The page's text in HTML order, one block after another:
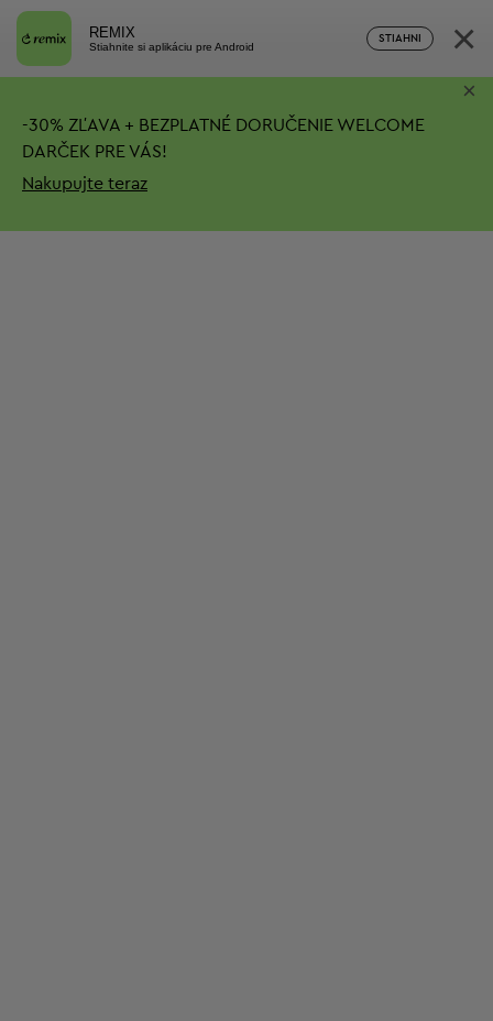
REMIX
Stiahnite si aplikáciu pre Android
STIAHNI ×
-30% ZĽAVA + BEZPLATNÉ DORUČENIE WELCOME
DARČEK PRE VÁS!
Nakupujte teraz
×